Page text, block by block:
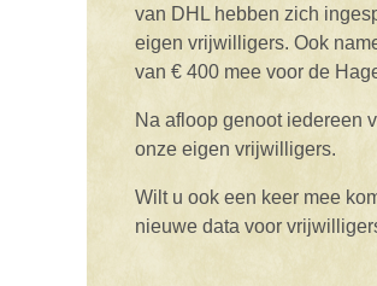
van DHL hebben zich
eigen vrijwilligers. Ook
van € 400 mee voor de
Na afloop genoot iedereen
onze eigen vrijwilligers.
Wilt u ook een keer mee
nieuwe data voor